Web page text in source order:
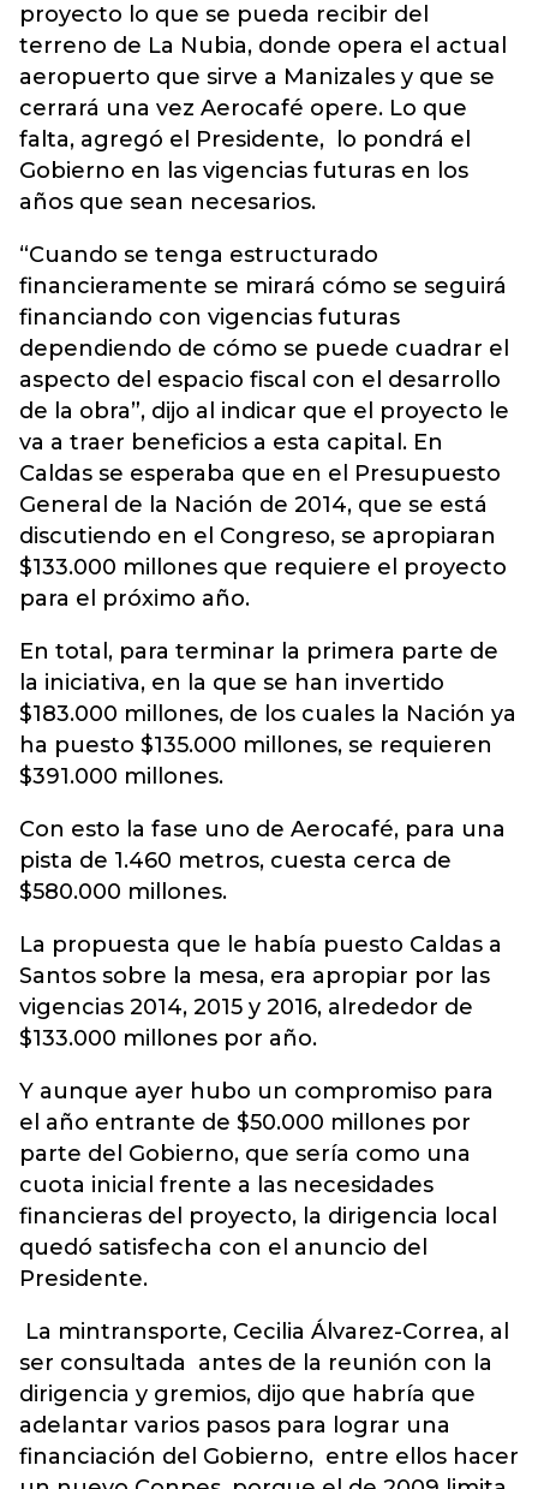
proyecto lo que se pueda recibir del
terreno de La Nubia, donde opera el actual
aeropuerto que sirve a Manizales y que se
cerrará una vez Aerocafé opere. Lo que
falta, agregó el Presidente, lo pondrá el
Gobierno en las vigencias futuras en los
años que sean necesarios.
“Cuando se tenga estructurado
financieramente se mirará cómo se seguirá
financiando con vigencias futuras
dependiendo de cómo se puede cuadrar el
aspecto del espacio fiscal con el desarrollo
de la obra”, dijo al indicar que el proyecto le
va a traer beneficios a esta capital. En
Caldas se esperaba que en el Presupuesto
General de la Nación de 2014, que se está
discutiendo en el Congreso, se apropiaran
$133.000 millones que requiere el proyecto
para el próximo año.
En total, para terminar la primera parte de
la iniciativa, en la que se han invertido
$183.000 millones, de los cuales la Nación ya
ha puesto $135.000 millones, se requieren
$391.000 millones.
Con esto la fase uno de Aerocafé, para una
pista de 1.460 metros, cuesta cerca de
$580.000 millones.
La propuesta que le había puesto Caldas a
Santos sobre la mesa, era apropiar por las
vigencias 2014, 2015 y 2016, alrededor de
$133.000 millones por año.
Y aunque ayer hubo un compromiso para
el año entrante de $50.000 millones por
parte del Gobierno, que sería como una
cuota inicial frente a las necesidades
financieras del proyecto, la dirigencia local
quedó satisfecha con el anuncio del
Presidente.
La mintransporte, Cecilia Álvarez-Correa, al
ser consultada antes de la reunión con la
dirigencia y gremios, dijo que habría que
adelantar varios pasos para lograr una
financiación del Gobierno, entre ellos hacer